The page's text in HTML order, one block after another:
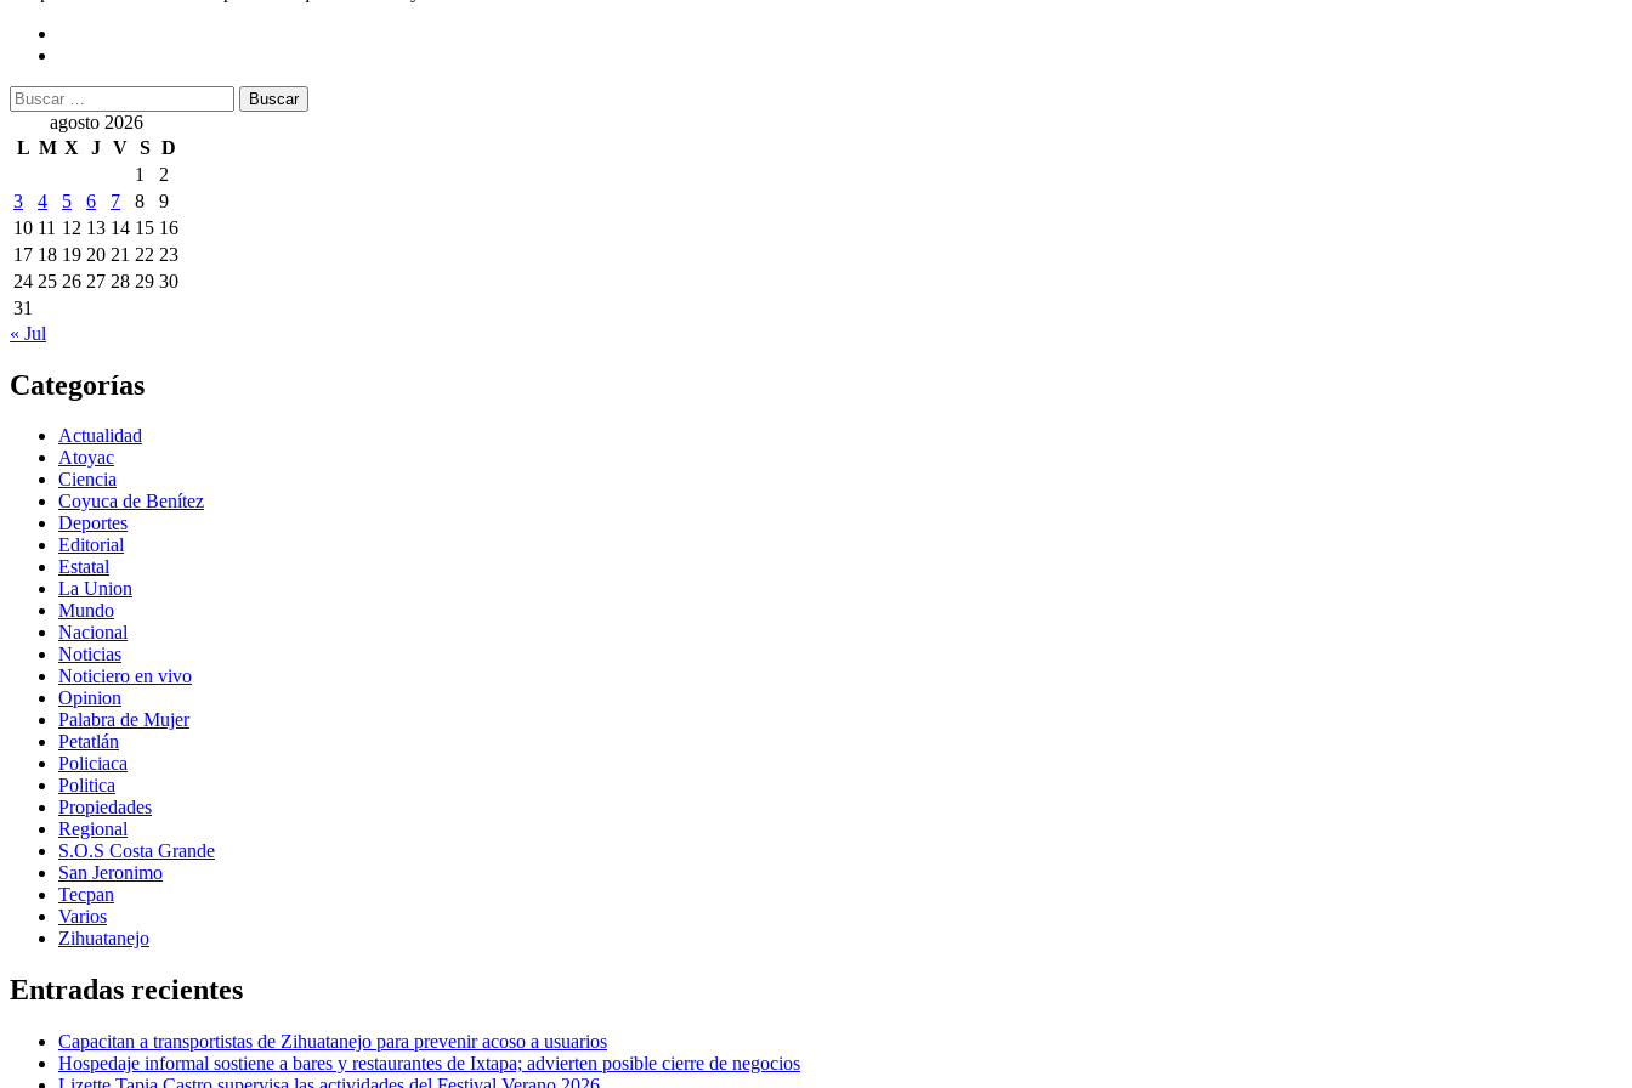
Buscar:
agosto 2026
L M X J V S D
1
2
3
4 5 6 7 8
9
10 11 12 13 14 15 16
17 18 19 20 21 22 23
24 25 26 27 28 29 30
31
« Jul
Categorías
Actualidad
Atoyac
Ciencia
Coyuca de Benítez
Deportes
Editorial
Estatal
La Union
Mundo
Nacional
Noticias
Noticiero en vivo
Opinion
Palabra de Mujer
Petatlán
Policiaca
Politica
Propiedades
Regional
S.O.S Costa Grande
San Jeronimo
Tecpan
Varios
Zihuatanejo
Entradas recientes
Capacitan a transportistas de Zihuatanejo para prevenir acoso a usuarios
Hospedaje informal sostiene a bares y restaurantes de Ixtapa; advierten posible cierre de negocios